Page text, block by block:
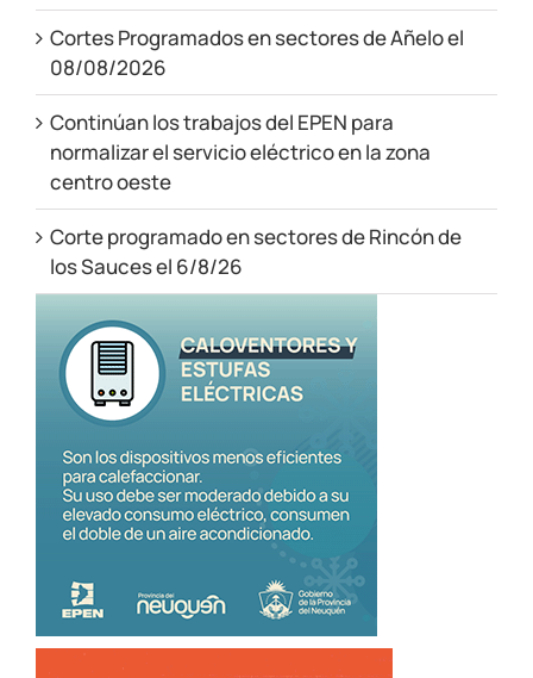
Cortes Programados en sectores de Añelo el
08/08/2026
Continúan los trabajos del EPEN para
normalizar el servicio eléctrico en la zona
centro oeste
Corte programado en sectores de Rincón de
los Sauces el 6/8/26